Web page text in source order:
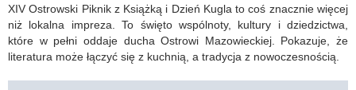
XIV Ostrowski Piknik z Książką i Dzień Kugla to coś znacznie więcej
niż lokalna impreza. To święto wspólnoty, kultury i dziedzictwa,
które w pełni oddaje ducha Ostrowi Mazowieckiej. Pokazuje, że
literatura może łączyć się z kuchnią, a tradycja z nowoczesnością.